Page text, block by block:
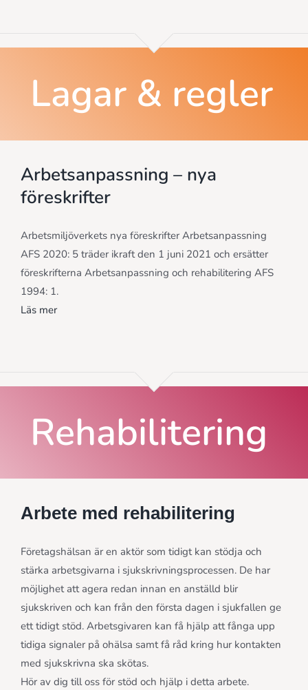
Lagar & regler
Arbetsanpassning – nya
föreskrifter
Arbetsmiljöverkets nya föreskrifter Arbetsanpassning
AFS 2020: 5 träder ikraft den 1 juni 2021 och ersätter
föreskrifterna Arbetsanpassning och rehabilitering AFS
1994: 1.
Läs mer
Rehabilitering
Arbete med rehabilitering
Företagshälsan är en aktör som tidigt kan stödja och
stärka arbetsgivarna i sjukskrivningsprocessen. De har
möjlighet att agera redan innan en anställd blir
sjukskriven och kan från den första dagen i sjukfallen ge
ett tidigt stöd. Arbetsgivaren kan få hjälp att fånga upp
tidiga signaler på ohälsa samt få råd kring hur kontakten
med sjukskrivna ska skötas.
Hör av dig till oss för stöd och hjälp i detta arbete.